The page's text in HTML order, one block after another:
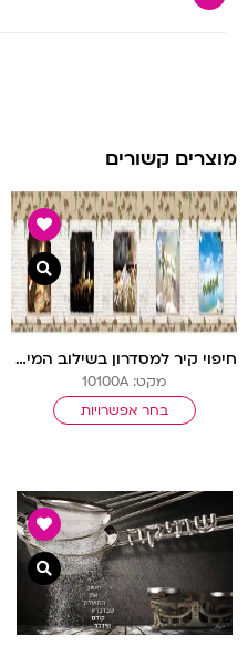
מוצרים קשורים
חיפוי קיר למסדרון בשילוב המידות – בריקים לבנים ומסגרת נייר
מקט: 10100A
בחר אפשרויות